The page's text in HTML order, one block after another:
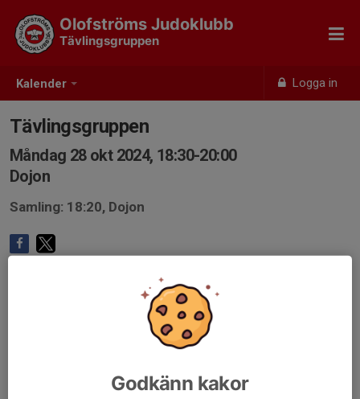
Kalender Logga in
Olofströms Judoklubb
Tävlingsgruppen
Tävlingsgruppen
Måndag 28 okt 2024, 18:30-20:00
Dojon
Samling: 18:20, Dojon
Godkänn kakor